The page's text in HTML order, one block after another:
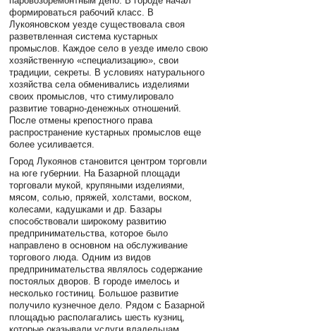
формироваться рабочий класс. В
Лукояновском уезде существовала своя
разветвленная система кустарных
промыслов. Каждое село в уезде имело свою
хозяйственную «специализацию», свои
традиции, секреты. В условиях натурального
хозяйства села обменивались изделиями
своих промыслов, что стимулировало
развитие товарно-денежных отношений.
После отмены крепостного права
распространение кустарных промыслов еще
более усиливается.
Город Лукоянов становится центром торговли
на юге губернии. На Базарной площади
торговали мукой, крупяными изделиями,
мясом, солью, пряжей, холстами, воском,
колесами, кадушками и др. Базары
способствовали широкому развитию
предпринимательства, которое было
направлено в основном на обслуживание
торгового люда. Одним из видов
предпринимательства являлось содержание
постоялых дворов. В городе имелось и
несколько гостиниц. Большое развитие
получило кузнечное дело. Рядом с Базарной
площадью располагались шесть кузниц,